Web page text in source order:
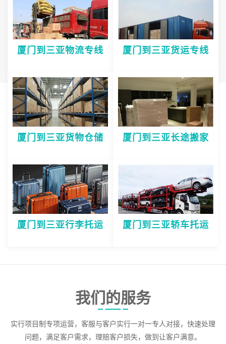
厦门到三亚物流专线 厦门到三亚货运专线
厦门到三亚货物仓储 厦门到三亚长途搬家
厦门到三亚行李托运 厦门到三亚轿车托运
我们的服务
实行项目制专项运营，客服与客户实行一对一专人对接，快速处理
问题，满足客户需求，理赔客户损失，做到让客户满意。